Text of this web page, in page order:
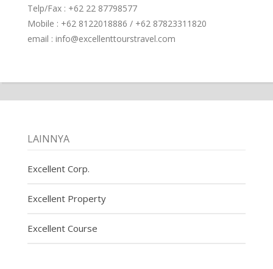
Telp/Fax : +62 22 87798577
Mobile : +62 8122018886 / +62 87823311820
email : info@excellenttourstravel.com
LAINNYA
Excellent Corp.
Excellent Property
Excellent Course